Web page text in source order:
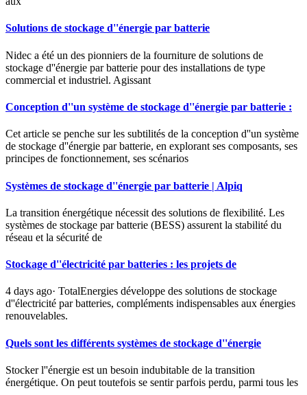
Solutions de stockage d''énergie par batterie
Nidec a été un des pionniers de la fourniture de solutions de
stockage d''énergie par batterie pour des installations de type
commercial et industriel. Agissant
Conception d''un système de stockage d''énergie par batterie :
Cet article se penche sur les subtilités de la conception d''un système
de stockage d''énergie par batterie, en explorant ses composants, ses
principes de fonctionnement, ses scénarios
Systèmes de stockage d''énergie par batterie | Alpiq
La transition énergétique nécessit des solutions de flexibilité. Les
systèmes de stockage par batterie (BESS) assurent la stabilité du
réseau et la sécurité de
Stockage d''électricité par batteries : les projets de
4 days ago· TotalEnergies développe des solutions de stockage
d''électricité par batteries, compléments indispensables aux énergies
renouvelables.
Quels sont les différents systèmes de stockage d''énergie
Stocker l''énergie est un besoin indubitable de la transition
énergétique. On peut toutefois se sentir parfois perdu, parmi tous les